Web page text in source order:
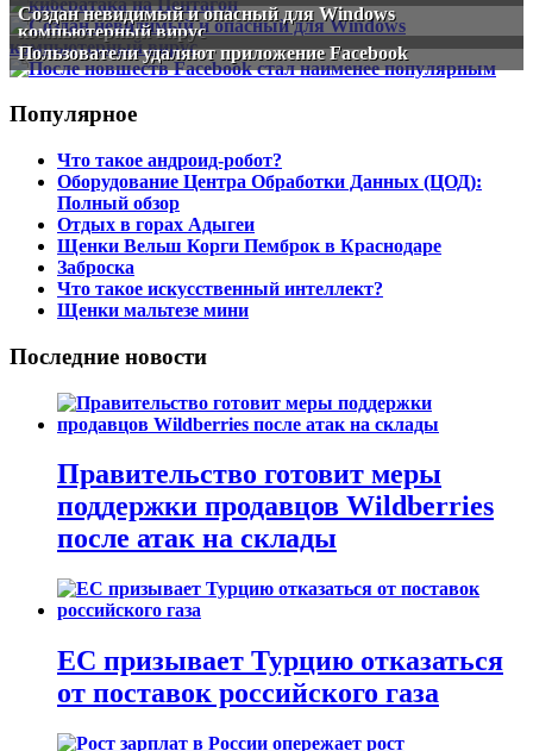
Создан невидимый и опасный для Windows
компьютерный вирус
Пользователи удаляют приложение Facebook
Популярное
Что такое андроид-робот?
Оборудование Центра Обработки Данных (ЦОД):
Полный обзор
Отдых в горах Адыгеи
Щенки Вельш Корги Пемброк в Краснодаре
Заброска
Что такое искусственный интеллект?
Щенки мальтезе мини
Последние новости
Правительство готовит меры
поддержки продавцов Wildberries
после атак на склады
ЕС призывает Турцию отказаться
от поставок российского газа